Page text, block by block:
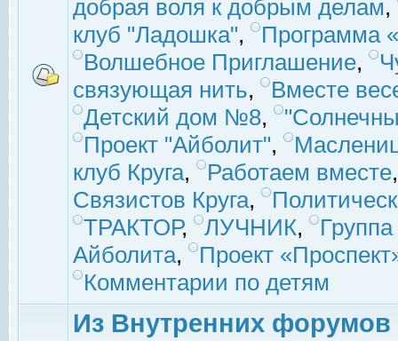
добрая воля к добрым делам,
клуб "Ладошка",
Программа
Волшебное Приглашение,
связующая нить,
Вместе
Детский дом №8,
Проект "Айболит",
клуб Круга, Работаем вместе
Связистов Круга,
ТРАКТОР, ЛУЧНИК,
Айболита,
Проект
Комментарии по детям
Из Внутренних форумов